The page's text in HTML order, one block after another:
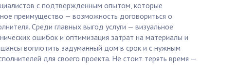
с подтвержденным опытом, которые
преимущество — возможность договориться о
Среди главных выгод услуги — визуальное
ошибок и оптимизация затрат на материалы и
воплотить задуманный дом в срок и с нужным
для своего проекта. Не стоит терять время —